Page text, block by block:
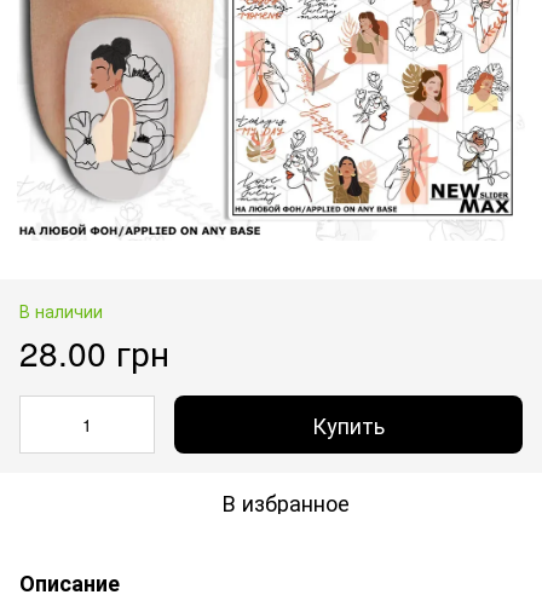
В наличии
28.00 грн
Купить
В избранное
Описание